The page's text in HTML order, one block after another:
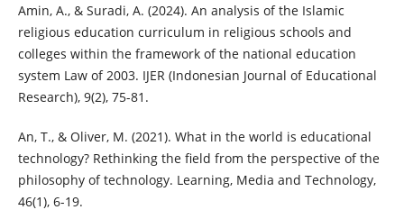
Amin, A., & Suradi, A. (2024). An analysis of the Islamic
religious education curriculum in religious schools and
colleges within the framework of the national education
system Law of 2003. IJER (Indonesian Journal of Educational
Research), 9(2), 75-81.
An, T., & Oliver, M. (2021). What in the world is educational
technology? Rethinking the field from the perspective of the
philosophy of technology. Learning, Media and Technology,
46(1), 6-19.